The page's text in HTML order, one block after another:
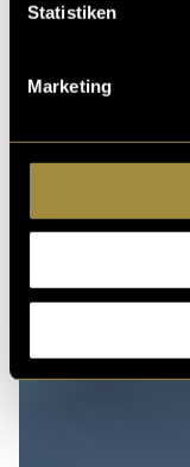
Statistiken
Marketing